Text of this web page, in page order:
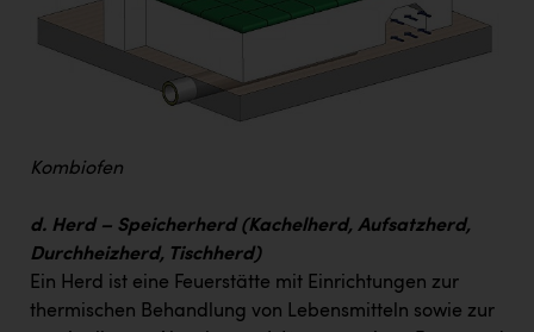
Kombiofen
d. Herd – Speicherherd (Kachelherd, Aufsatzherd,
Durchheizherd, Tischherd)
Ein Herd ist eine Feuerstätte mit Einrichtungen zur
thermischen Behandlung von Lebensmitteln sowie zur